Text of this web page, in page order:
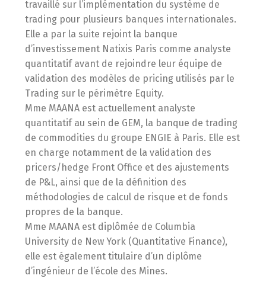
travaillé sur l’implémentation du système de
trading pour plusieurs banques internationales.
Elle a par la suite rejoint la banque
d’investissement Natixis Paris comme analyste
quantitatif avant de rejoindre leur équipe de
validation des modèles de pricing utilisés par le
Trading sur le périmètre Equity.
Mme MAANA est actuellement analyste
quantitatif au sein de GEM, la banque de trading
de commodities du groupe ENGIE à Paris. Elle est
en charge notamment de la validation des
pricers/hedge Front Office et des ajustements
de P&L, ainsi que de la définition des
méthodologies de calcul de risque et de fonds
propres de la banque.
Mme MAANA est diplômée de Columbia
University de New York (Quantitative Finance),
elle est également titulaire d’un diplôme
d’ingénieur de l’école des Mines.